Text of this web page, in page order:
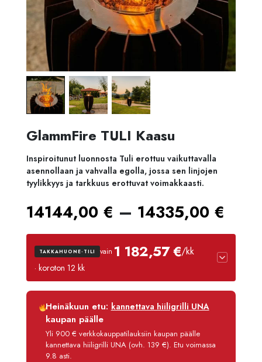
GlammFire TULI Kaasu
Inspiroitunut luonnosta Tuli erottuu vaikuttavalla
asennollaan ja vahvalla egolla, jossa sen linjojen
tyylikkyys ja tarkkuus erottuvat voimakkaasti.
14144,00 € – 14335,00 €
-
TAKKAHUONE-TILI vain 1 182,57 €/kk
· koroton 12 kk
Luottoaika
12 kk
Korko
Käsittelymaksu
3,90 €/kk
Maksettava yhteensä
14 190,80 €
Heinäkuun etu: kannettava hiiligrilli UNA
kaupan päälle
Yli 900 € verkkokauppatilauksiin kaupan päälle
kannettava hiiligrilli UNA (ovh. 139 €). Etu voimassa
9.8 asti.